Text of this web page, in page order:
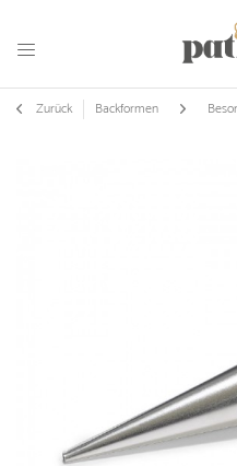
Zurück Backformen